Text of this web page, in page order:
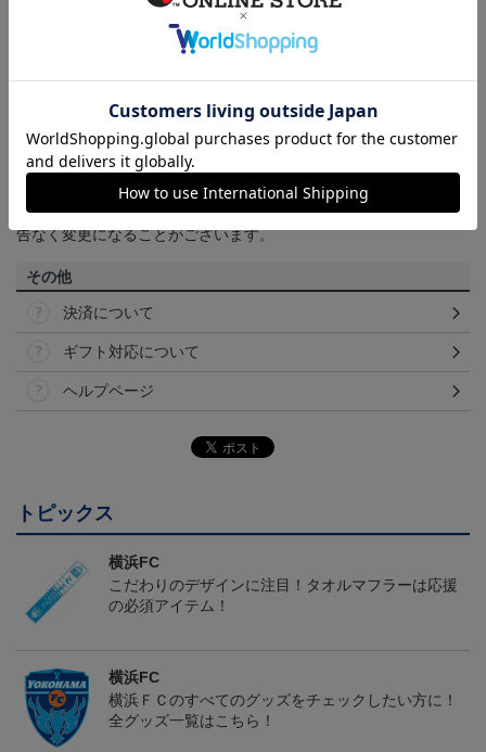
をご確認ください。
商品画像は、お使いのパソコンのモニターおよびスマートフォン
のメーカー・機種・画面設定等により、実際の商品の色と異なっ
て見える場合がございます。あらかじめご了承ください。
【仕様について】
取り扱い商品によっては、パッケージやデザインなどの仕様が予
告なく変更になることがございます。
その他
決済について
ギフト対応について
ヘルプページ
トピックス
横浜FC
こだわりのデザインに注目！タオルマフラーは応援
の必須アイテム！
横浜FC
横浜ＦＣのすべてのグッズをチェックしたい方に！
全グッズ一覧はこちら！